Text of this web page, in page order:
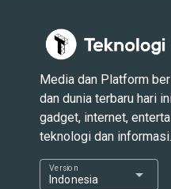
Media dan Platform
dan dunia terbaru hari
gadget, internet,
teknologi dan informasi.
Indonesia
Version arrow_drop_down